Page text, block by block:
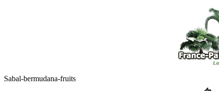
Sabal-bermudana-fruits